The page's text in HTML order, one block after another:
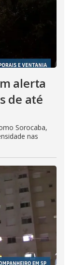
alerta
de até
Sorocaba,
nas